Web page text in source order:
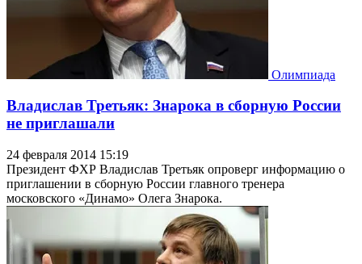
Олимпиада
Владислав Третьяк: Знарока в сборную России
не приглашали
24 февраля 2014 15:19
Президент ФХР Владислав Третьяк опроверг информацию о
приглашении в сборную России главного тренера
московского «Динамо» Олега Знарока.